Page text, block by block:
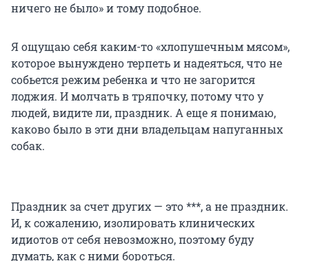
ничего не было» и тому подобное.
Я ощущаю себя каким-то «хлопушечным мясом»,
которое вынуждено терпеть и надеяться, что не
собьется режим ребенка и что не загорится
лоджия. И молчать в тряпочку, потому что у
людей, видите ли, праздник. А еще я понимаю,
каково было в эти дни владельцам напуганных
собак.
Праздник за счет других — это ***, а не праздник.
И, к сожалению, изолировать клинических
идиотов от себя невозможно, поэтому буду
думать, как с ними бороться.